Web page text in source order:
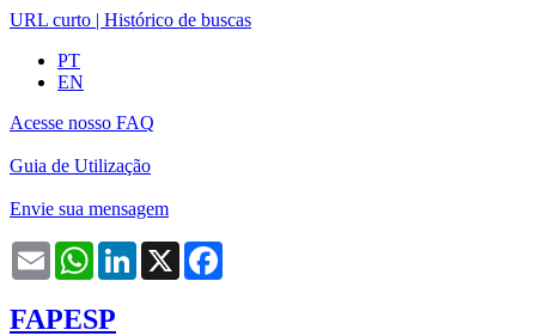
URL curto | Histórico de buscas
PT
EN
Acesse nosso FAQ
Guia de Utilização
Envie sua mensagem
Email WhatsAppLinkedIn
X
FAPESP